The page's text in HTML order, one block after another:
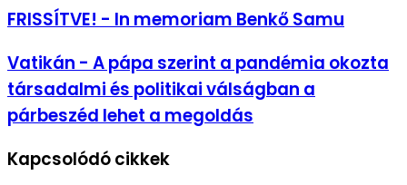
FRISSÍTVE!
-
memoriam
Benkő
Samu
FRISSÍTVE! - In memoriam Benkő Samu
Vatikán
-
A
pápa
szerint
pandémia
okozta
Vatikán - A pápa szerint a pandémia okozta
társadalmi és politikai válságban a
párbeszéd lehet a megoldás
Kapcsolódó cikkek